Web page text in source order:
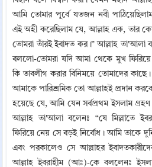
আমি তোমার পূর্বে যতজন নবী
এই অহী করেছিলাম যে, আল্লাহ এক, তার
তোমরা তাঁরই ইবাদত কর।” আল্লাহ তা'আলা
বললো-তোমরা যদি আমা থেকে মুখ
কি তাবলীগ করার বিনিময়ে তোমাদের কাছে।
আমাকে পারিশ্রমিক তো আল্লাহই প্রদান
হয়েছে যে, আমি যেন সর্বপ্রথম ইসলাম
আল্লাহ তা'আলা বলেনঃ “যে মিল্লাতে
ফিরিয়ে নেয় সে বড়ই নির্বোধ। আমি তাকে
এবং পরকালেও সে আল্লাহর
আল্লাহ ইবরাহীম (আঃ)-কে বললেনঃ
Copy